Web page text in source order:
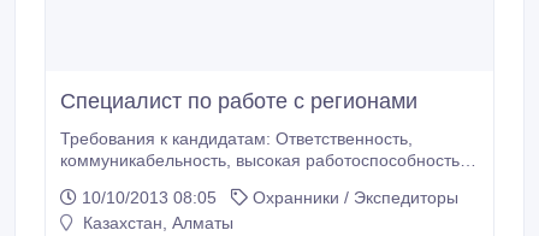
Специалист по работе с регионами
Требования к кандидатам: Ответственность,
коммуникабельность, высокая работоспособность,
способность работать как самостоятельно, так и в
команде. Обязанности: Расширение регионального
10/10/2013 08:05
Охранники / Экспедиторы
Казахстан, Алматы